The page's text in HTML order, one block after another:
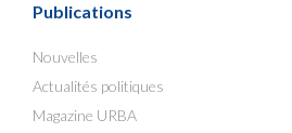
Publications
Nouvelles
Actualités politiques
Magazine URBA